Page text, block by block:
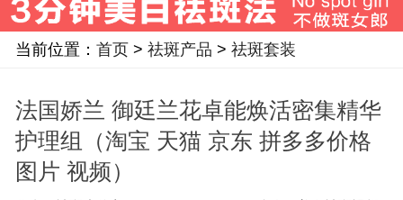
当前位置： 首页> 祛斑产品 > 祛斑套装
法国娇兰 御廷兰花卓能焕活密集精华
护理组（淘宝 天猫 京东 拼多多价格
图片 视频）